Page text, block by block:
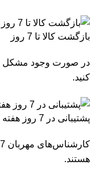
بازگشت کالا تا 7 روز
کنید.
پشتیبانی در 7 روز هفته
هستند.